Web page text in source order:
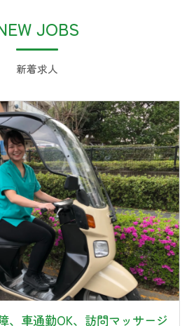
新着求人
JOBS
、車通勤OK、訪問マッサージ